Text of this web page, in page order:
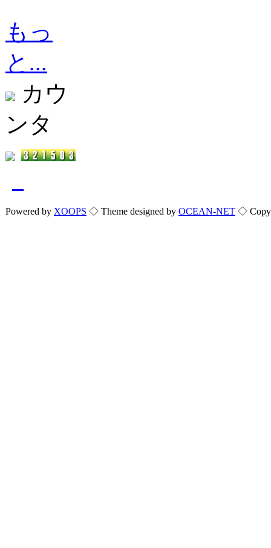
もっ
と...
カウ
ンタ
Powered by XOOPS ◇ Theme designed by OCEAN-NET ◇